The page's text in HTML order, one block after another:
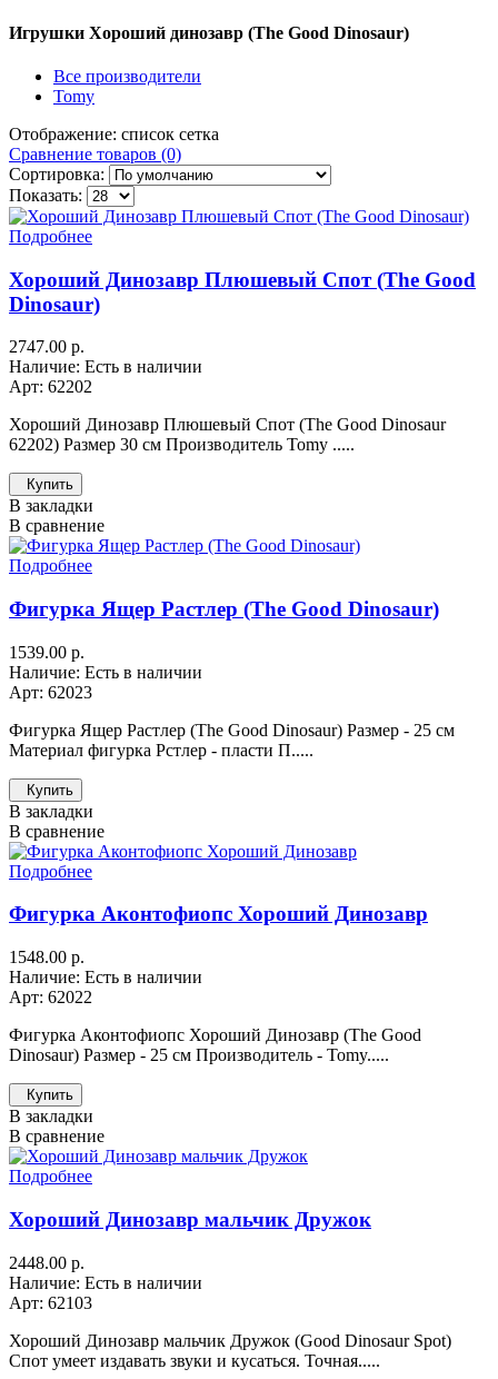
Игрушки Хороший динозавр (The Good Dinosaur)
Все производители
Tomy
Отображение: список сетка
Сравнение товаров (0)
Сортировка:
Показать:
Подробнее
Хороший Динозавр Плюшевый Спот (The Good
Dinosaur)
2747.00 р.
Наличие: Есть в наличии
Арт: 62202
Хороший Динозавр Плюшевый Спот (The Good Dinosaur
62202) Размер 30 см Производитель Tomy .....
Купить
В закладки
В сравнение
Подробнее
Фигурка Ящер Растлер (The Good Dinosaur)
1539.00 р.
Наличие: Есть в наличии
Арт: 62023
Фигурка Ящер Растлер (The Good Dinosaur) Размер - 25 см
Материал фигурка Рстлер - пласти П.....
Купить
В закладки
В сравнение
Подробнее
Фигурка Аконтофиопс Хороший Динозавр
1548.00 р.
Наличие: Есть в наличии
Арт: 62022
Фигурка Аконтофиопс Хороший Динозавр (The Good
Dinosaur) Размер - 25 см Производитель - Tomy.....
Купить
В закладки
В сравнение
Подробнее
Хороший Динозавр мальчик Дружок
2448.00 р.
Наличие: Есть в наличии
Арт: 62103
Хороший Динозавр мальчик Дружок (Good Dinosaur Spot)
Спот умеет издавать звуки и кусаться. Точная.....